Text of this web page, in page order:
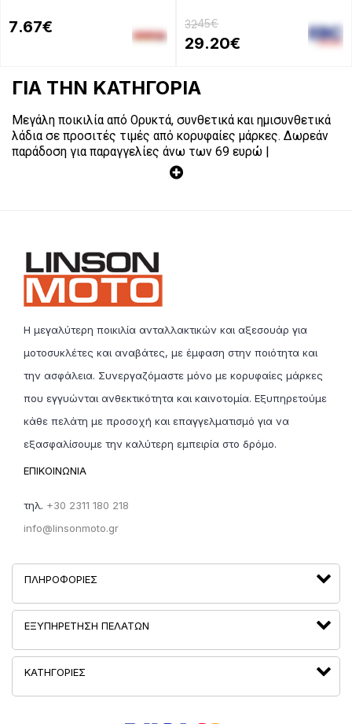
7.67€
29.20€
32.45€
ΓΙΑ ΤΗΝ ΚΑΤΗΓΟΡΊΑ
Μεγάλη ποικιλία από Ορυκτά, συνθετικά και ημισυνθετικά
λάδια σε προσιτές τιμές από κορυφαίες μάρκες. Δωρεάν
παράδοση για παραγγελίες άνω των 69 ευρώ |
Η μεγαλύτερη ποικιλία ανταλλακτικών και αξεσουάρ για
μοτοσυκλέτες και αναβάτες, με έμφαση στην ποιότητα και
την ασφάλεια. Συνεργαζόμαστε μόνο με κορυφαίες μάρκες
που εγγυώνται ανθεκτικότητα και καινοτομία. Εξυπηρετούμε
κάθε πελάτη με προσοχή και επαγγελματισμό για να
εξασφαλίσουμε την καλύτερη εμπειρία στο δρόμο.
ΕΠΙΚΟΙΝΩΝΙΑ
τηλ. +30 2311 180 218
info@linsonmoto.gr
ΠΛΗΡΟΦΟΡΊΕΣ
ΕΞΥΠΗΡΈΤΗΣΗ ΠΕΛΑΤΏΝ
ΚΑΤΗΓΟΡΙΕΣ